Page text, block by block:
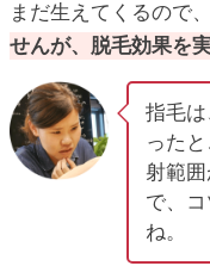
まだ生えてくるので、
せんが、脱毛効果を
指毛
った
射範
で、
ね。